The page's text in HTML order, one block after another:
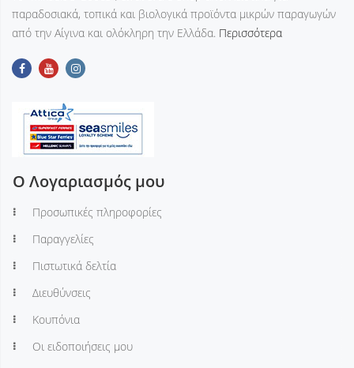
παραδοσιακά, τοπικά και βιολογικά προϊόντα μικρών παραγωγών
από την Αίγινα και ολόκληρη την Ελλάδα. Περισσότερα
Ο Λογαριασμός μου
Προσωπικές πληροφορίες
Παραγγελίες
Πιστωτικά δελτία
Διευθύνσεις
Κουπόνια
Οι ειδοποιήσεις μου